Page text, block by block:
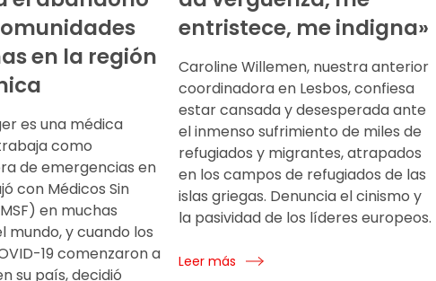
en la región
es una médica
como
de emergencias en
con Médicos Sin
en muchas
mundo, y cuando los
19 comenzaron a
su país, decidió
entristece, me indigna»
Caroline Willemen, nuestra anterior
coordinadora en Lesbos, confiesa
estar cansada y desesperada ante
el inmenso sufrimiento de miles de
refugiados y migrantes, atrapados
en los campos de refugiados de las
islas griegas. Denuncia el cinismo y
la pasividad de los líderes europeos.
Leer más